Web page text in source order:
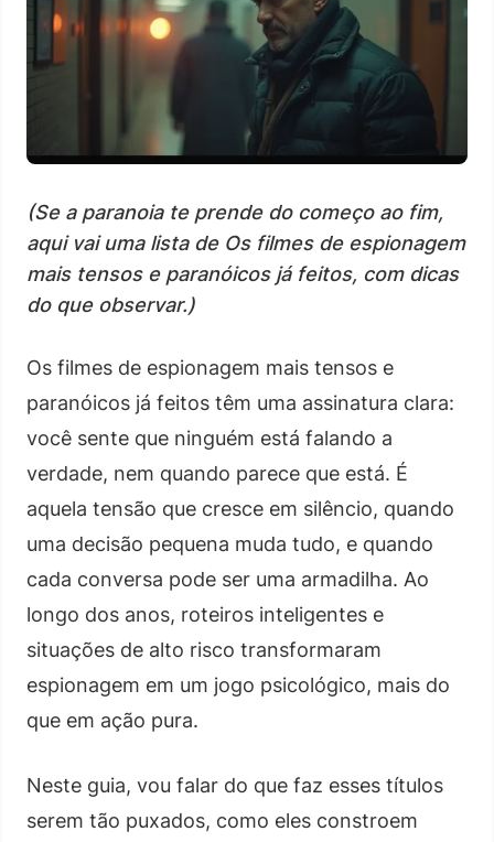
(Se a paranoia te prende do começo ao fim,
aqui vai uma lista de Os filmes de espionagem
mais tensos e paranóicos já feitos, com dicas
do que observar.)
Os filmes de espionagem mais tensos e
paranóicos já feitos têm uma assinatura clara:
você sente que ninguém está falando a
verdade, nem quando parece que está. É
aquela tensão que cresce em silêncio, quando
uma decisão pequena muda tudo, e quando
cada conversa pode ser uma armadilha. Ao
longo dos anos, roteiros inteligentes e
situações de alto risco transformaram
espionagem em um jogo psicológico, mais do
que em ação pura.
Neste guia, vou falar do que faz esses títulos
serem tão puxados, como eles constroem